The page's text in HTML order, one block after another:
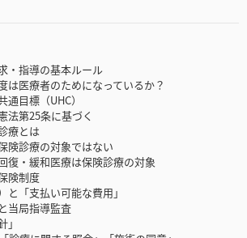
指導の基本ルール
医療者のためになっているか？
目標（UHC）
第25条に基づく
療とは
険診療の対象ではない
・緩和医療は保険診療の対象
険制度
「支払い可能な費用」
当局指導監査